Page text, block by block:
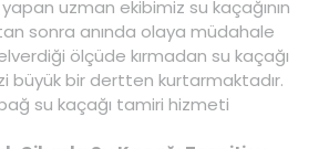
uzman ekibimiz su kaçağının
sonra anında olaya müdahale
ölçüde kırmadan su kaçağı
büyük bir dertten kurtarmaktadır.
su kaçağı tamiri hizmeti